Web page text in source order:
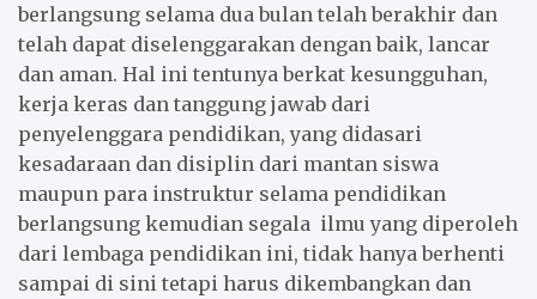
berlangsung selama dua bulan telah berakhir dan
telah dapat diselenggarakan dengan baik, lancar
dan aman. Hal ini tentunya berkat kesungguhan,
kerja keras dan tanggung jawab dari
penyelenggara pendidikan, yang didasari
kesadaraan dan disiplin dari mantan siswa
maupun para instruktur selama pendidikan
berlangsung kemudian segala ilmu yang diperoleh
dari lembaga pendidikan ini, tidak hanya berhenti
sampai di sini tetapi harus dikembangkan dan